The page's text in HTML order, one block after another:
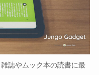
誌やムック本の読書に最